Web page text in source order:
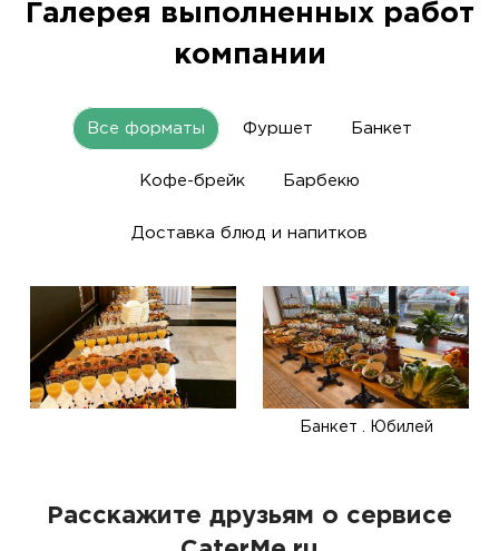
Галерея выполненных работ
компании
Все форматы Фуршет Банкет
Кофе-брейк Барбекю
Доставка блюд и напитков
Банкет . Юбилей
Расскажите друзьям о сервисе